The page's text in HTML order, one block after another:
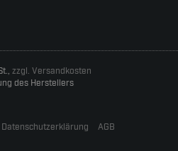
zzgl. Versandkosten
des Herstellers
Datenschutzerklärung AGB